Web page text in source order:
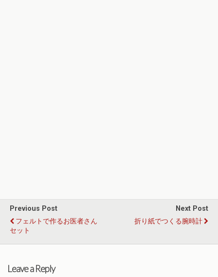
Previous Post
フェルトで作るお医者さん
セット
Next Post
折り紙でつくる腕時計
Leave a Reply